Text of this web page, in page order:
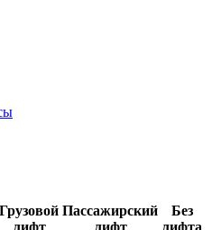
Грузовой
лифт
Пассажирский
лифт
Без
лифта